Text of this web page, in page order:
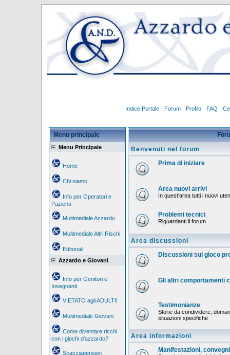
Indice Portale Forum Profilo FAQ
Menu principale
Menu Principale
Home
Chi siamo
Info per Operatori e
Pazienti
Multimediale Azzardo
Multimediale Altri Rischi
Editoriali
Azzardo e Giovani
Info per Genitori e
Insegnanti
VIETATO agli ADULTI!
Multimediale Giovani
Come diventare ricchi
con i giochi d'azzardo?
Scacciapensieri
Benvenuti nel forum
Prima di iniziare
Area nuovi arrivi
In quest'area tutti i nuovi
Problemi tecnici
Riguardanti il forum
Area discussioni
Discussioni sul gioco
Gli altri comportamenti
Testimonianze
Storie da condividere,
situazioni specifiche
Area informazioni
Manifestazioni,